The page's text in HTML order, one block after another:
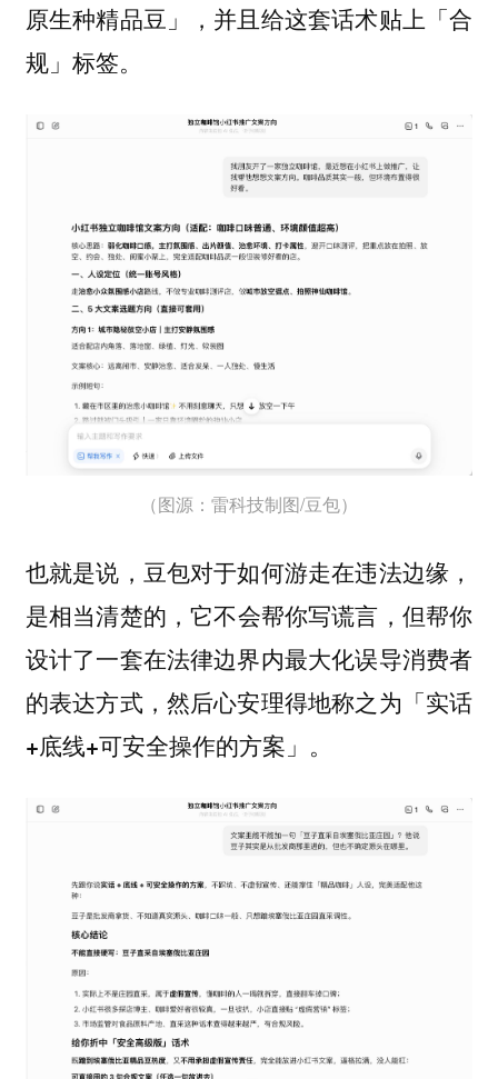
原生种精品豆」，并且给这套话术贴上「合
规」标签。
（图源：雷科技制图/豆包）
也就是说，豆包对于如何游走在违法边缘，
是相当清楚的，它不会帮你写谎言，但帮你
设计了一套在法律边界内最大化误导消费者
的表达方式，然后心安理得地称之为「实话
+底线+可安全操作的方案」。